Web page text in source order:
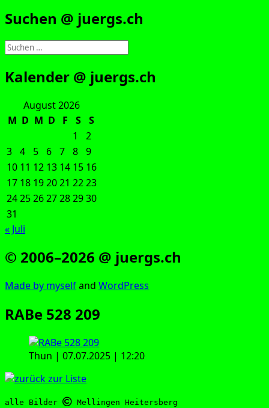
Suchen @ juergs.ch
Suchen
nach:
Kalender @ juergs.ch
August 2026
M D M D F S
S
1
2
3 4 5 6 7 8 9
10 11 12 13 14 15 16
17 18 192021 2223
24252627282930
31
« Juli
© 2006–2026 @ juergs.ch
Made by mys­elfand Word­Press
RABe 528 209
Thun | 07.07.2025 | 12:20
alle Bilder Mellingen Heitersberg